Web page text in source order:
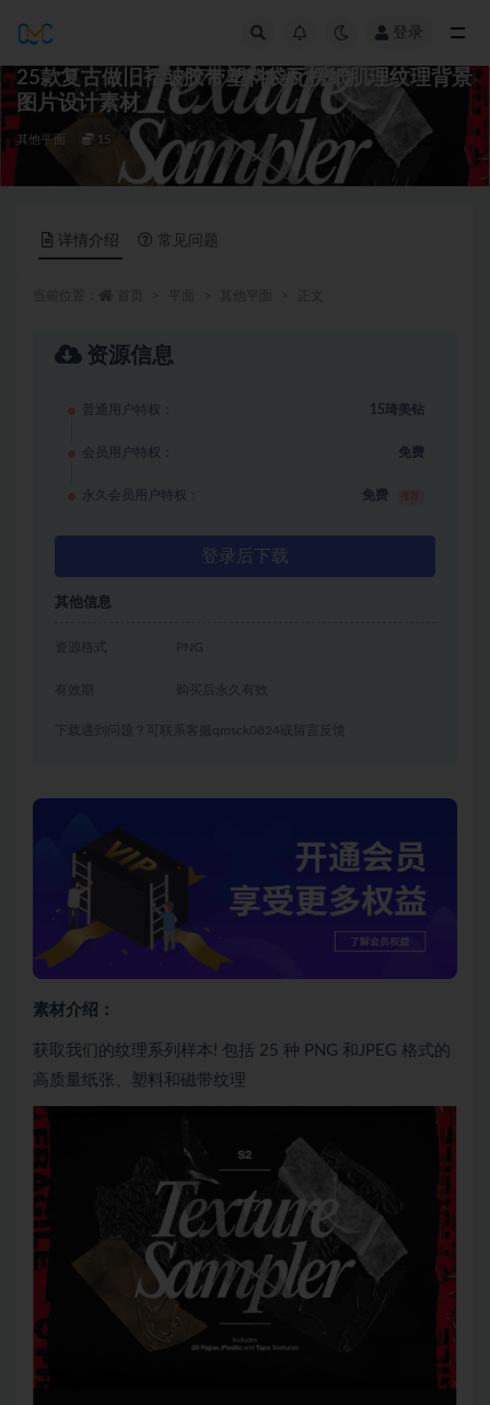
登录
25款复古做旧褶皱胶带塑料袋瓦楞纸肌理纹理背景
图片设计素材
其他平面 15
详情介绍 常见问题
资源信息
普通用户特权： 15琦美钻
会员用户特权： 免费
永久会员用户特权： 免费
登录后下载
其他信息
资源格式 PNG
有效期 购买后永久有效
下载遇到问题？可联系客服qmsck0824或留言反馈
素材介绍：
获取我们的纹理系列样本! 包括 25 种 PNG 和JPEG 格式的
高质量纸张、塑料和磁带纹理